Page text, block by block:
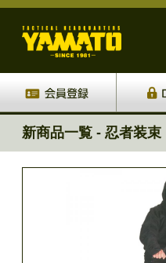
新商品一覧 - 忍者装